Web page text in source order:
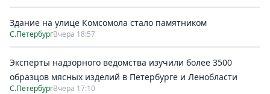
Здание на улице Комсомола стало памятником
С.ПетербургВчера 18:57
Эксперты надзорного ведомства изучили более 3500
образцов мясных изделий в Петербурге и Ленобласти
С.ПетербургВчера 17:10